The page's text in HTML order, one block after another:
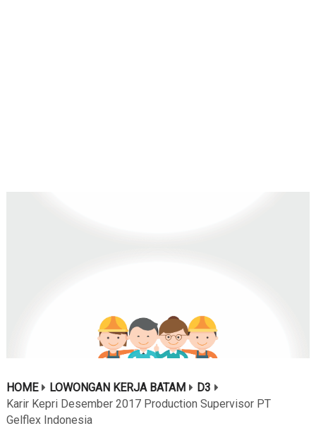
HOME LOWONGAN KERJA BATAM
D3
Karir Kepri Desember 2017 Production Supervisor PT
Gelflex Indonesia